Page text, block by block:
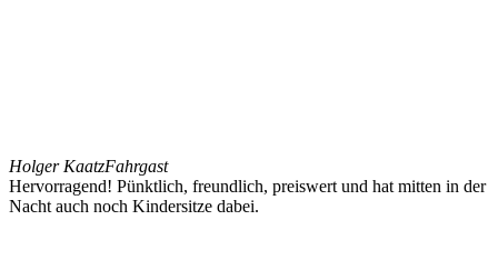
Holger KaatzFahrgast
Hervorragend! Pünktlich, freundlich, preiswert und hat mitten in der
Nacht auch noch Kindersitze dabei.